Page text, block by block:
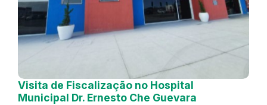
Visita de Fiscalização no Hospital
Municipal Dr. Ernesto Che Guevara